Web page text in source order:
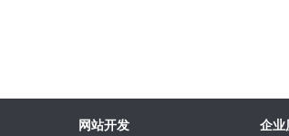
网站开发 企业